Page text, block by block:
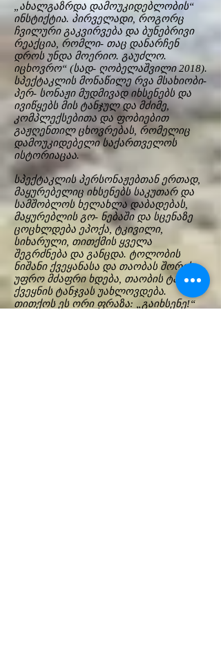
„ახალგაზრდა დამოუკიდებლობის“
ინსტიქტია. პირველადი, როგორც
ჩვილური გაკვირვება და ბუნებრივი
რეაქცია, რომლი- თაც დანარჩენ
დროს უნდა მოერიო. გაუძლო.
იცხოვრო“ (სად- ღობელაშვილი 2018).
სპექტაკლის მონაწილე რვა მსახიობი-
პერ- სონაჟი მუდმივად იხსენებს და
ივიწყებს მის ტანჯულ და მძიმე,
კომპლექსებითა და ფობიებით
გაჟღენთილ ცხოვრებას, რომელიც
დამოუკიდებელი საქართველოს
ისტორიაცაა.
სპექტაკლის პერსონაჟებთან ერთად,
მაყურებელიც იხსენებს საკუთარ და
სამშობლოს ხელახლა დაბადებას,
მაყურებლის გო- ნებაში და სცენაზე
ცოცხლდება ეპოქა, ტკივილი,
სიხარული, თითქმის ყველა
შეგრძნება და განცდა. ტოლობის
ნიშანი ქვეყანასა და თაობას შორის
უფრო მძაფრი ხდება, თაობის ტანჯვა
ქვეყნის ტანჯვას უახლოვდება.
თითქოს ეს ორი ფრაზა: „გაიხსენე!“